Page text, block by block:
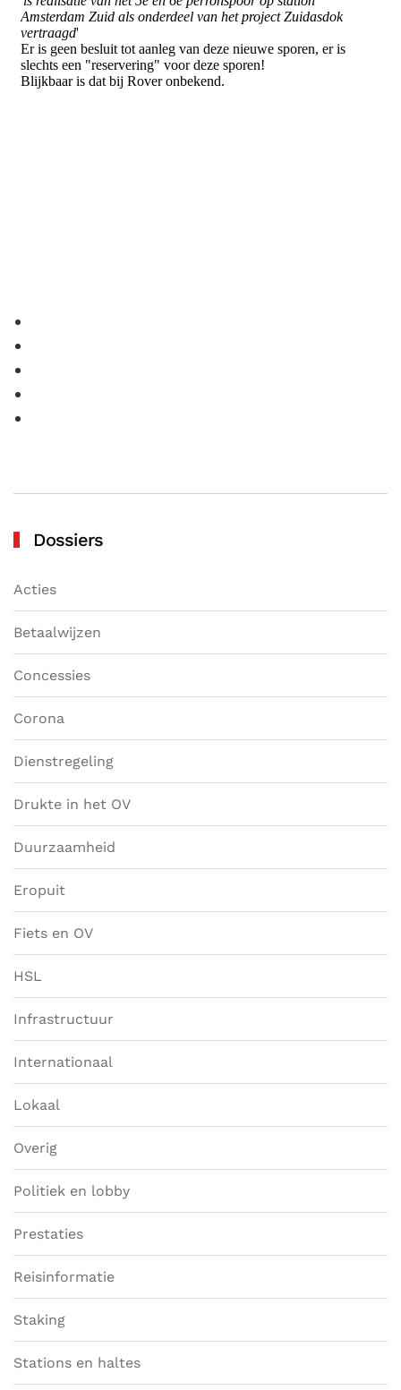
Dossiers
Acties
Betaalwijzen
Concessies
Corona
Dienstregeling
Drukte in het OV
Duurzaamheid
Eropuit
Fiets en OV
HSL
Infrastructuur
Internationaal
Lokaal
Overig
Politiek en lobby
Prestaties
Reisinformatie
Staking
Stations en haltes